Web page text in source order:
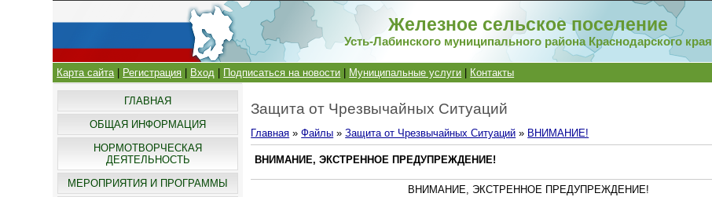
Железное сельское поселение
Усть-Лабинского муниципального района Краснодарского края
Карта сайта| Регистрация Вход Подписаться на новости Муниципальные услуги Контакты
ГЛАВНАЯ
ОБЩАЯ ИНФОРМАЦИЯ
НОРМОТВОРЧЕСКАЯ
ДЕЯТЕЛЬНОСТЬ
МЕРОПРИЯТИЯ И ПРОГРАММЫ
Защита от Чрезвычайных Ситуаций
Главная »Файлы »Защита от Чрезвычайных Ситуаций » ВНИМАНИЕ!
ВНИМАНИЕ, ЭКСТРЕННОЕ ПРЕДУПРЕЖДЕНИЕ!
ВНИМАНИЕ, ЭКСТРЕННОЕ ПРЕДУПРЕЖДЕНИЕ!